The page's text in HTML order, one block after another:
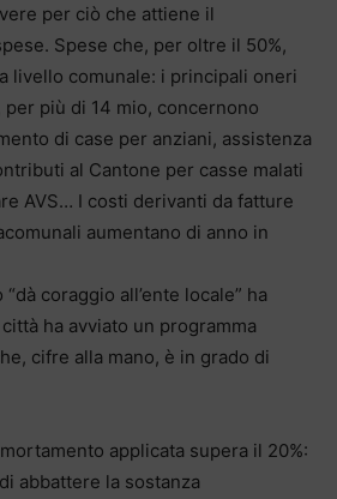
per ciò che attiene il
Spese che, per oltre il 50%,
livello comunale: i principali oneri
più di 14 mio, concernono
di case per anziani, assistenza
al Cantone per casse malati
AVS… I costi derivanti da fatture
aumentano di anno in
coraggio all’ente locale” ha
ha avviato un programma
cifre alla mano, è in grado di
applicata supera il 20%:
abbattere la sostanza